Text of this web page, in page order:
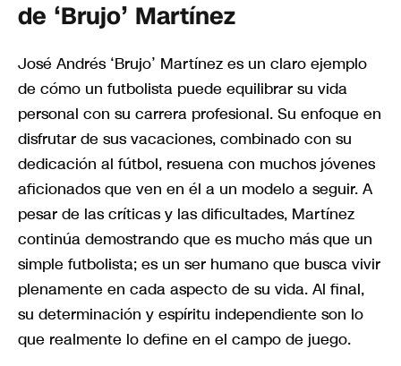
de ‘Brujo’ Martínez
José Andrés ‘Brujo’ Martínez es un claro ejemplo
de cómo un futbolista puede equilibrar su vida
personal con su carrera profesional. Su enfoque en
disfrutar de sus vacaciones, combinado con su
dedicación al fútbol, resuena con muchos jóvenes
aficionados que ven en él a un modelo a seguir. A
pesar de las críticas y las dificultades, Martínez
continúa demostrando que es mucho más que un
simple futbolista; es un ser humano que busca vivir
plenamente en cada aspecto de su vida. Al final,
su determinación y espíritu independiente son lo
que realmente lo define en el campo de juego.